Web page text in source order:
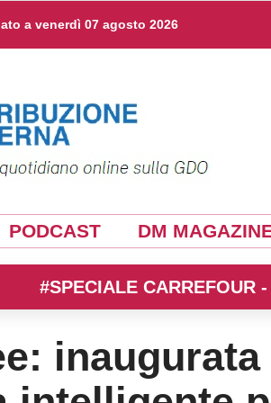
a venerdì 07 agosto 2026
PODCAST DM
#SPECIALE CARREFOUR